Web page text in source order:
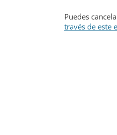
Puedes
través de este